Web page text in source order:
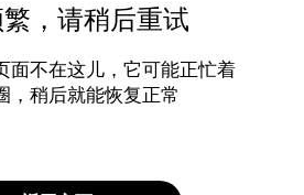
，请稍后重试
面不在这儿，它可能正忙着
，稍后就能恢复正常